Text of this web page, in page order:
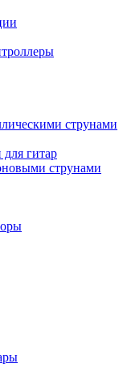
струнами
гитар
струнами